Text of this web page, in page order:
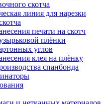
скотча
линия для нарезки
печати на скотч
плёнки
углов
клея на плёнку
спанбонда